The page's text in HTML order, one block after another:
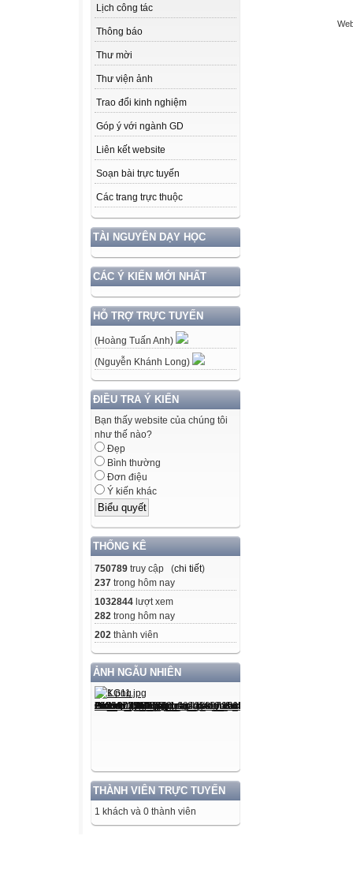
Lịch công tác
Thông báo
Thư mời
Thư viện ảnh
Trao đổi kinh nghiệm
Góp ý với ngành GD
Liên kết website
Soạn bài trực tuyến
Các trang trực thuộc
TÀI NGUYÊN DẠY HỌC
CÁC Ý KIẾN MỚI NHẤT
HỖ TRỢ TRỰC TUYẾN
(Hoàng Tuấn Anh)
(Nguyễn Khánh Long)
ĐIỀU TRA Ý KIẾN
Bạn thấy website của chúng tôi
như thế nào?
Đẹp
Bình thường
Đơn điệu
Ý kiến khác
THỐNG KÊ
750789 truy cập (chi tiết)
237 trong hôm nay
1032844 lượt xem
282 trong hôm nay
202 thành viên
ẢNH NGẪU NHIÊN
THÀNH VIÊN TRỰC TUYẾN
1 khách và 0 thành viên